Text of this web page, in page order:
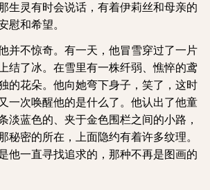
生灵有时会说话，有着伊莉丝和母亲的
慰和希望。
并不惊奇。有一天，他冒雪穿过了一片
结了冰。在雪里有一株纤弱、憔悴的鸢
的花朵。他向她弯下身子，笑了，这时
一次唤醒他的是什么了。他认出了他童
淡蓝色的、夹于金色围栏之间的小路，
秘密的所在，上面隐约有着许多纹理。
他一直寻找追求的，那种不再是图画的